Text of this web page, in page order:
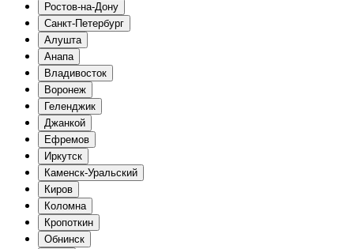
Ростов-на-Дону
Санкт-Петербург
Алушта
Анапа
Владивосток
Воронеж
Геленджик
Джанкой
Ефремов
Иркутск
Каменск-Уральский
Киров
Коломна
Кропоткин
Обнинск